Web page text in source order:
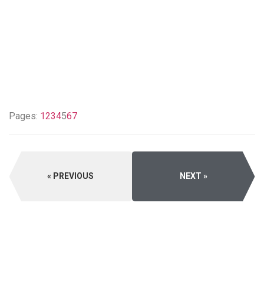
Pages: 1234567
PREVIOUS NEXT